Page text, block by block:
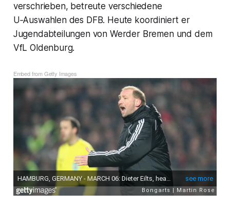
verschrieben, betreute verschiedene
U‑Auswahlen des DFB. Heute koordiniert er
Jugendabteilungen von Werder Bremen und dem
VfL Oldenburg.
Embed from Getty Images